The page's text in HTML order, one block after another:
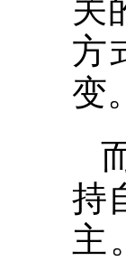
关
方
变。
持
主